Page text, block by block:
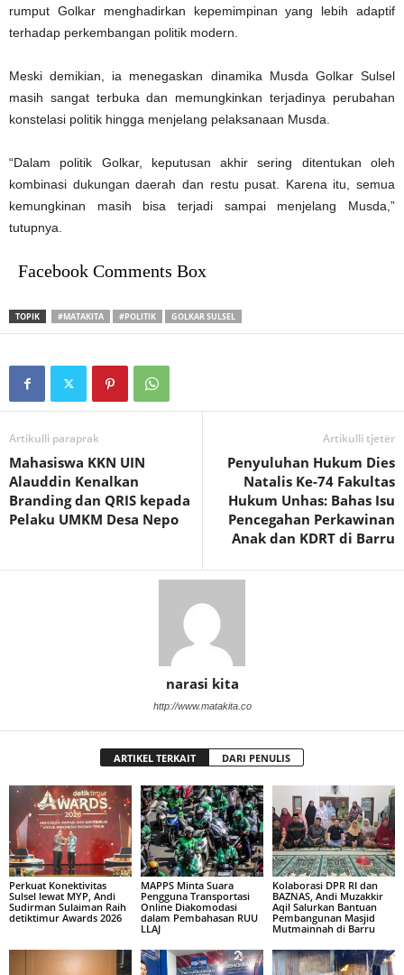
rumput Golkar menghadirkan kepemimpinan yang lebih adaptif
terhadap perkembangan politik modern.
Meski demikian, ia menegaskan dinamika Musda Golkar Sulsel
masih sangat terbuka dan memungkinkan terjadinya perubahan
konstelasi politik hingga menjelang pelaksanaan Musda.
“Dalam politik Golkar, keputusan akhir sering ditentukan oleh
kombinasi dukungan daerah dan restu pusat. Karena itu, semua
kemungkinan masih bisa terjadi sampai menjelang Musda,”
tutupnya.
Facebook Comments Box
TOPIK #MATAKITA #POLITIK GOLKAR SULSEL
Artikulli paraprak
Mahasiswa KKN UIN
Alauddin Kenalkan
Branding dan QRIS kepada
Pelaku UMKM Desa Nepo
Artikulli tjetër
Penyuluhan Hukum Dies
Natalis Ke-74 Fakultas
Hukum Unhas: Bahas Isu
Pencegahan Perkawinan
Anak dan KDRT di Barru
narasi kita
http://www.matakita.co
ARTIKEL TERKAIT DARI PENULIS
Perkuat Konektivitas
Sulsel lewat MYP, Andi
Sudirman Sulaiman Raih
detiktimur Awards 2026
MAPPS Minta Suara
Pengguna Transportasi
Online Diakomodasi
dalam Pembahasan RUU
LLAJ
Kolaborasi DPR RI dan
BAZNAS, Andi Muzakkir
Aqil Salurkan Bantuan
Pembangunan Masjid
Mutmainnah di Barru